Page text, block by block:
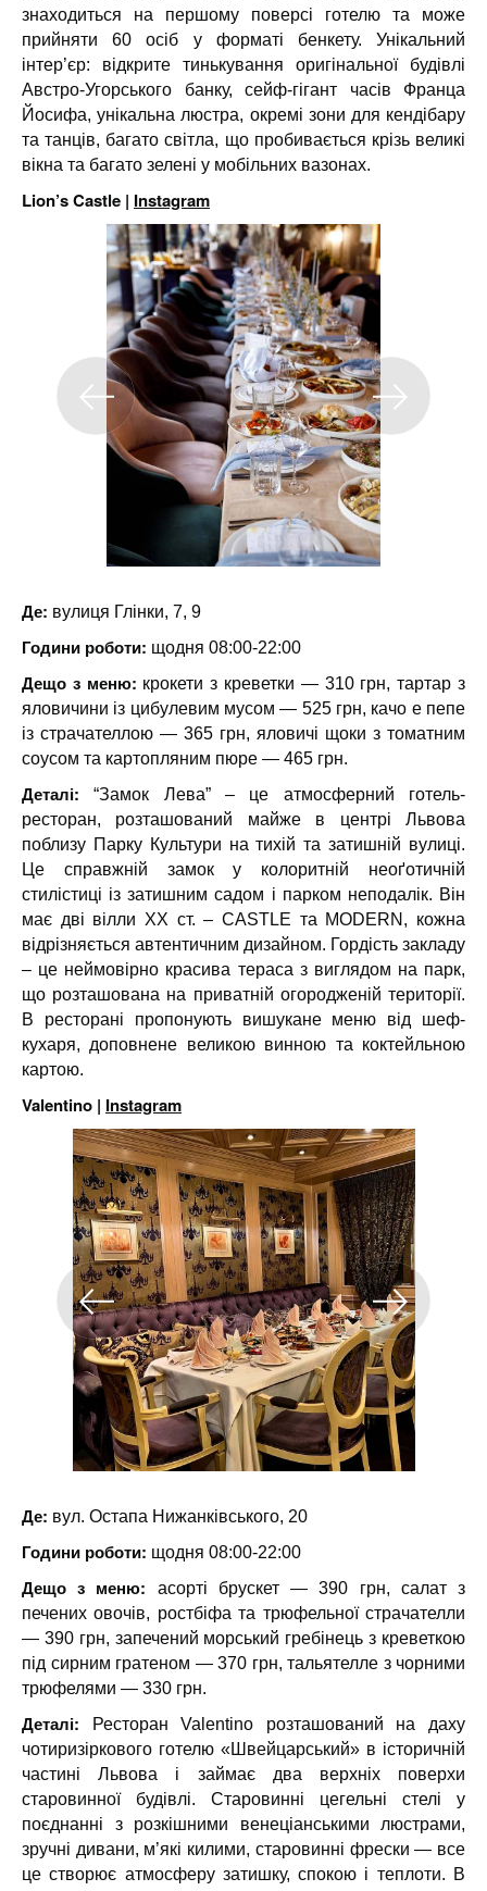
знаходиться на першому поверсі готелю та може
прийняти 60 осіб у форматі бенкету. Унікальний
інтер’єр: відкрите тинькування оригінальної будівлі
Австро-Угорського банку, сейф-гігант часів Франца
Йосифа, унікальна люстра, окремі зони для кендібару
та танців, багато світла, що пробивається крізь великі
вікна та багато зелені у мобільних вазонах.
Lion’s Castle | Instagram
Де: вулиця Глінки, 7, 9
Години роботи: щодня 08:00-22:00
Дещо з меню: крокети з креветки — 310 грн, тартар з
яловичини із цибулевим мусом — 525 грн, качо е пепе
із страчателлою — 365 грн, яловичі щоки з томатним
соусом та картопляним пюре — 465 грн.
Деталі:“Замок Лева” – це атмосферний готель-
ресторан, розташований майже в центрі Львова
поблизу Парку Культури на тихій та затишній вулиці.
Це справжній замок у колоритній неоґотичній
стилістиці із затишним садом і парком неподалік. Він
має дві вілли XX ст. – CASTLE та MODERN, кожна
відрізняється автентичним дизайном. Гордість закладу
– це неймовірно красива тераса з виглядом на парк,
що розташована на приватній огородженій території.
В ресторані пропонують вишукане меню від шеф-
кухаря, доповнене великою винною та коктейльною
картою.
Valentino | Instagram
Де: вул. Остапа Нижанківського, 20
Години роботи: щодня 08:00-22:00
Дещо з меню: асорті брускет — 390 грн, салат з
печених овочів, ростбіфа та трюфельної страчателли
— 390 грн, запечений морський гребінець з креветкою
під сирним гратеном — 370 грн, тальятелле з чорними
трюфелями — 330 грн.
Деталі: Ресторан Valentino розташований на даху
чотиризіркового готелю «Швейцарський» в історичній
частині Львова і займає два верхніх поверхи
старовинної будівлі. Старовинні цегельні стелі у
поєднанні з розкішними венеціанськими люстрами,
зручні дивани, м’які килими, старовинні фрески — все
це створює атмосферу затишку, спокою і теплоти. В